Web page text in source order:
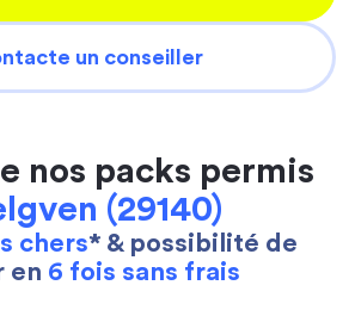
un conseiller
nos packs permis
(29140)
chers* & possibilité de
en 6 fois sans frais